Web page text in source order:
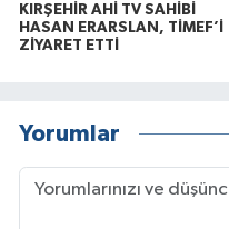
KIRŞEHİR AHİ TV SAHİBİ
HASAN ERARSLAN, TİMEF’İ
ZİYARET ETTİ
Yorumlar